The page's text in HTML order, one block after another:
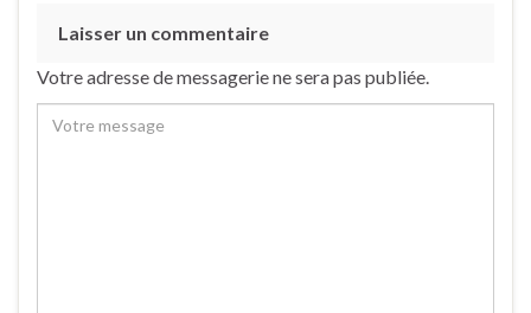
Laisser un commentaire
Votre adresse de messagerie ne sera pas publiée.